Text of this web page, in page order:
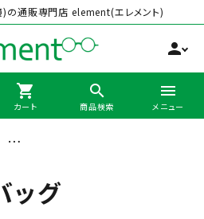
)の通販専門店 element(エレメント)
person
shopping_cart
カート
search
商品検索
menu
メニュー
HAVE A LOOK（ハブ・ア・ルック）
ッグ